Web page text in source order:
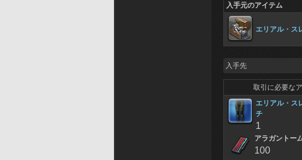
入手元のアイテム
エリアル・ス
入手先
取引に必要な
エリアル・ス
チ
1
アラガントー
100